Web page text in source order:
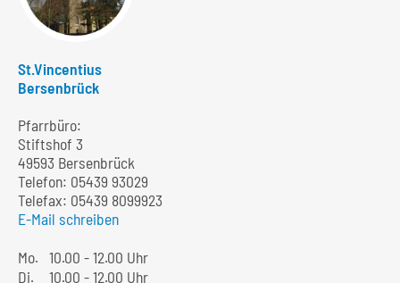
St.Vincentius
Bersenbrück
Pfarrbüro:
Stiftshof 3
49593 Bersenbrück
Telefon: 05439 93029
Telefax: 05439 8099923
E-Mail schreiben
Mo. 10.00 - 12.00 Uhr
Di.
10.00 - 12.00 Uhr